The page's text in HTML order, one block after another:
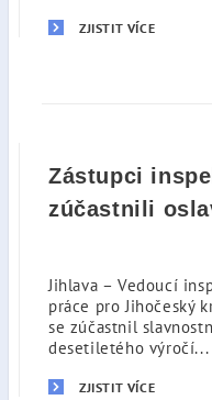
ZJISTIT VÍCE
Zástupci
zúčastnili
Jihlava – Vedoucí
práce pro Jihočeský
se zúčastnil
desetiletého výročí...
ZJISTIT VÍCE